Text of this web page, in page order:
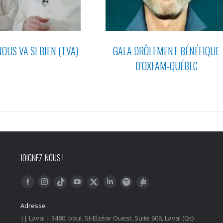
VA SI BIEN (TVA)
GALA DRÔLEMENT BÉNÉFIQUE
D’OXFAM-QUÉBEC
JOIGNEZ-NOUS !
Trouvez nous sur :
FacebookInstagram
Tiktok YouTubeTwitter LinkedInSpotify
Adresse :
|| Laval | 3480, boul. St-Elzéar Ouest, Suite 606, Laval (Qc)